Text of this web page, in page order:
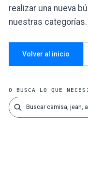
realizar una nueva
nuestras categorías.
Volver al inicio
O BUSCA LO QUE